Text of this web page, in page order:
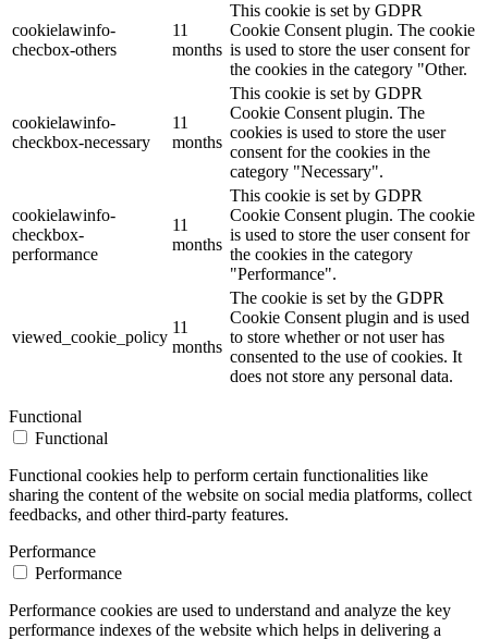
cookielawinfo-
checbox-others
11
months
This cookie is set by GDPR
Cookie Consent plugin. The cookie
is used to store the user consent for
the cookies in the category "Other.
cookielawinfo-
checkbox-necessary
11
months
This cookie is set by GDPR
Cookie Consent plugin. The
cookies is used to store the user
consent for the cookies in the
category "Necessary".
cookielawinfo-
checkbox-
performance
11
months
This cookie is set by GDPR
Cookie Consent plugin. The cookie
is used to store the user consent for
the cookies in the category
"Performance".
viewed_cookie_policy
11
months
The cookie is set by the GDPR
Cookie Consent plugin and is used
to store whether or not user has
consented to the use of cookies. It
does not store any personal data.
Functional
Functional
Functional cookies help to perform certain functionalities like
sharing the content of the website on social media platforms, collect
feedbacks, and other third-party features.
Performance
Performance
Performance cookies are used to understand and analyze the key
performance indexes of the website which helps in delivering a